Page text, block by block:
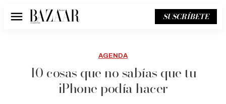
Menú SUSCRÍBETE
AGENDA
10 cosas que no sabías que tu
iPhone podía hacer